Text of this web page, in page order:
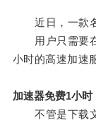
近日，一款名
用户只需要在
小时的高速加速
加速器免费1小时
不管是下载文